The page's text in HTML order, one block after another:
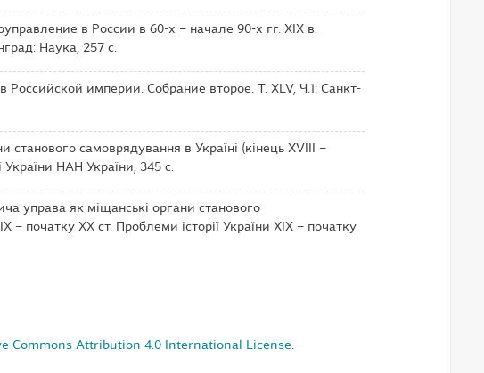
в России в 60-х – начале 90-х гг. XIX в.
Наука, 257 с.
Российской империи. Собрание второе. Т. XLV, Ч.1: Санкт-
станового самоврядування в Україні (кінець ХVIII –
України НАН України, 345 с.
управа як міщанські органи станового
– початку ХХ ст. Проблеми історії України ХІХ – початку
Commons Attribution 4.0 International License